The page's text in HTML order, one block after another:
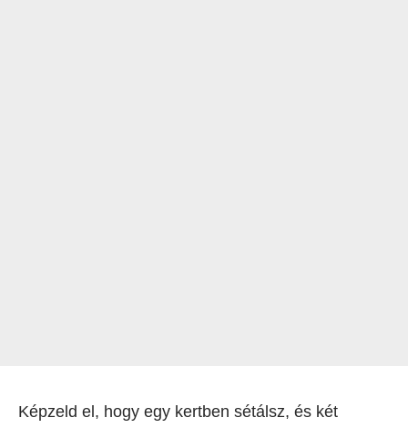
Képzeld el, hogy egy kertben sétálsz, és két